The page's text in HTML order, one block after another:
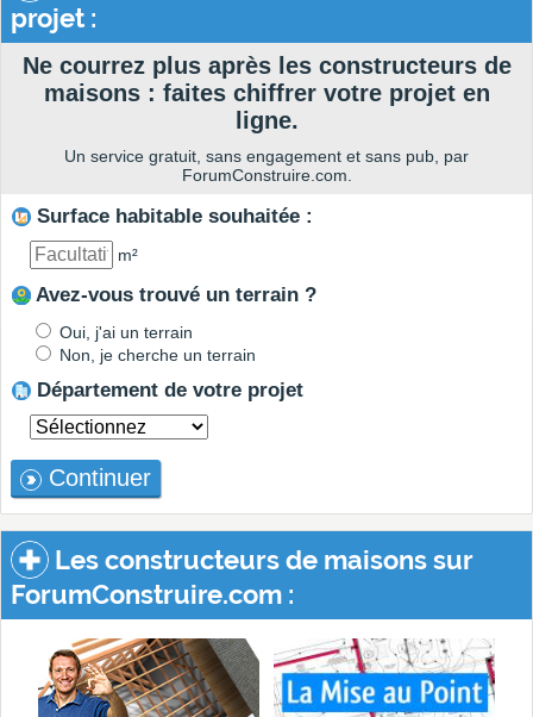
projet :
Ne courrez plus après les constructeurs de
maisons : faites chiffrer votre projet en
ligne.
Un service gratuit, sans engagement et sans pub, par
ForumConstruire.com.
Surface habitable souhaitée :
m²
Avez-vous trouvé un terrain ?
Oui, j'ai un terrain
Non, je cherche un terrain
Département de votre projet
Continuer
Les constructeurs de maisons sur
ForumConstruire.com :